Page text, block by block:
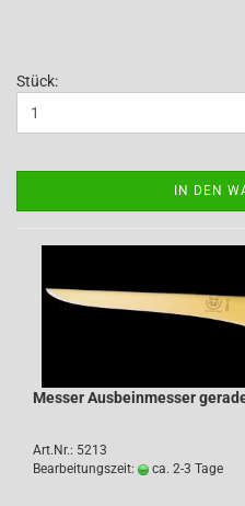
Stück:
IN DEN
Messer Ausbeinmesser
Art.Nr.: 5213
Bearbeitungszeit:
ca. 2-3 Tage